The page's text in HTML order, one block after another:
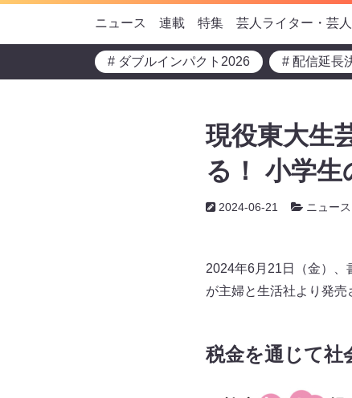
ニュース 連載 特集 芸人ライター・芸
# ダブルインパクト2026 # 配信延長
現役東大生
る！ 小学
2024-06-21 ニュース
2024年6月21日（金）
が主婦と生活社より発売
税金を通じて社